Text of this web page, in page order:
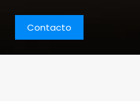
Contacto